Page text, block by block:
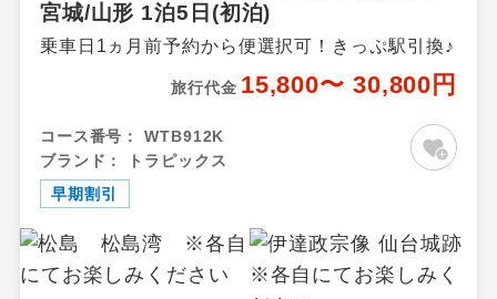
宮城/山形 1泊5日(初泊)
乗車日1ヵ月前予約から便選択可！きっぷ駅引換♪
旅行代金 15,800〜 30,800円
コース番号：
WTB912K
ブランド：
トラピックス
早期割引